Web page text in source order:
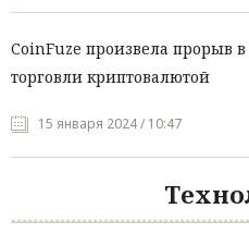
CoinFuze произвела прорыв
торговли криптовалютой
15 января 2024 / 10:47